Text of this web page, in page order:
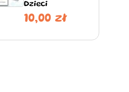
Dzieci
10,00 zł